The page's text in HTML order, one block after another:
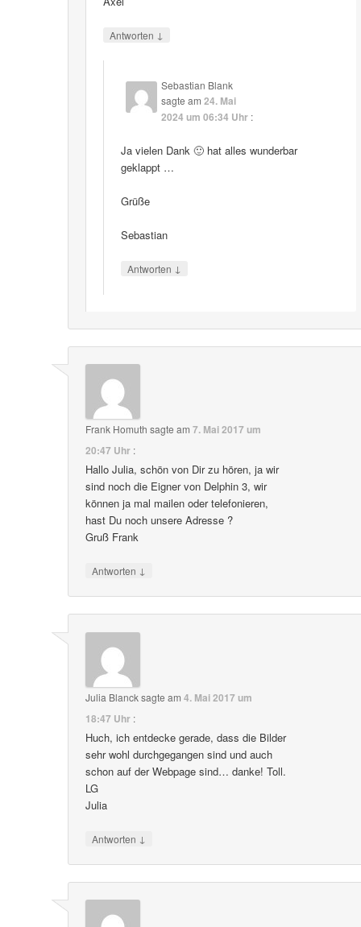
Antworten ↓
Sebastian Blank
sagte am24. Mai
2024 um 06:34 Uhr :
Ja vielen Dank 🙂 hat alles wunderbar
geklappt …
Grüße
Sebastian
Antworten ↓
Frank Homuth sagte am7. Mai 2017 um
20:47 Uhr :
Hallo Julia, schön von Dir zu hören, ja wir
sind noch die Eigner von Delphin 3, wir
können ja mal mailen oder telefonieren,
hast Du noch unsere Adresse ?
Gruß Frank
Antworten ↓
Julia Blancksagte am4. Mai 2017 um
18:47 Uhr :
Huch, ich entdecke gerade, dass die Bilder
sehr wohl durchgegangen sind und auch
schon auf der Webpage sind… danke! Toll.
LG
Julia
Antworten ↓